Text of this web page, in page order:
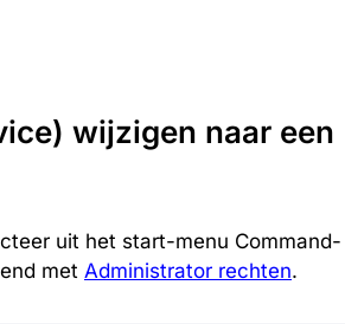
wijzigen naar een
uit het start-menu Command-
met Administrator rechten.